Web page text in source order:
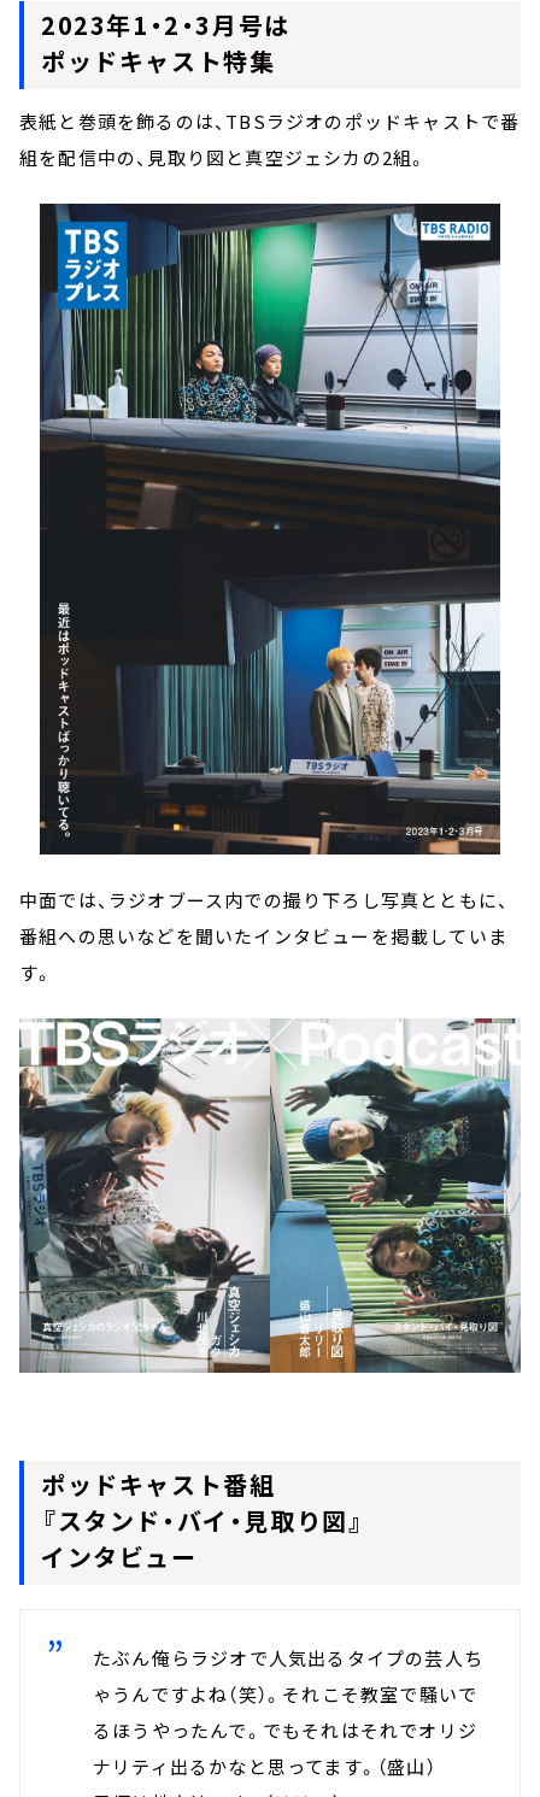
2023年1・2・3月号は
ポッドキャスト特集
表紙と巻頭を飾るのは、TBSラジオのポッドキャストで番
組を配信中の、見取り図と真空ジェシカの2組。
中面では、ラジオブース内での撮り下ろし写真とともに、
番組への思いなどを聞いたインタビューを掲載していま
す。
ポッドキャスト番組
『スタンド・バイ・見取り図』
インタビュー
たぶん俺らラジオで人気出るタイプの芸人ち
ゃうんですよね（笑）。それこそ教室で騒いで
るほうやったんで。でもそれはそれでオリジ
ナリティ出るかなと思ってます。（盛山）